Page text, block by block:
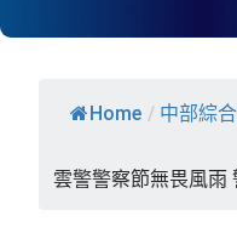
Home / 中部綜
雲警警察節無畏風雨